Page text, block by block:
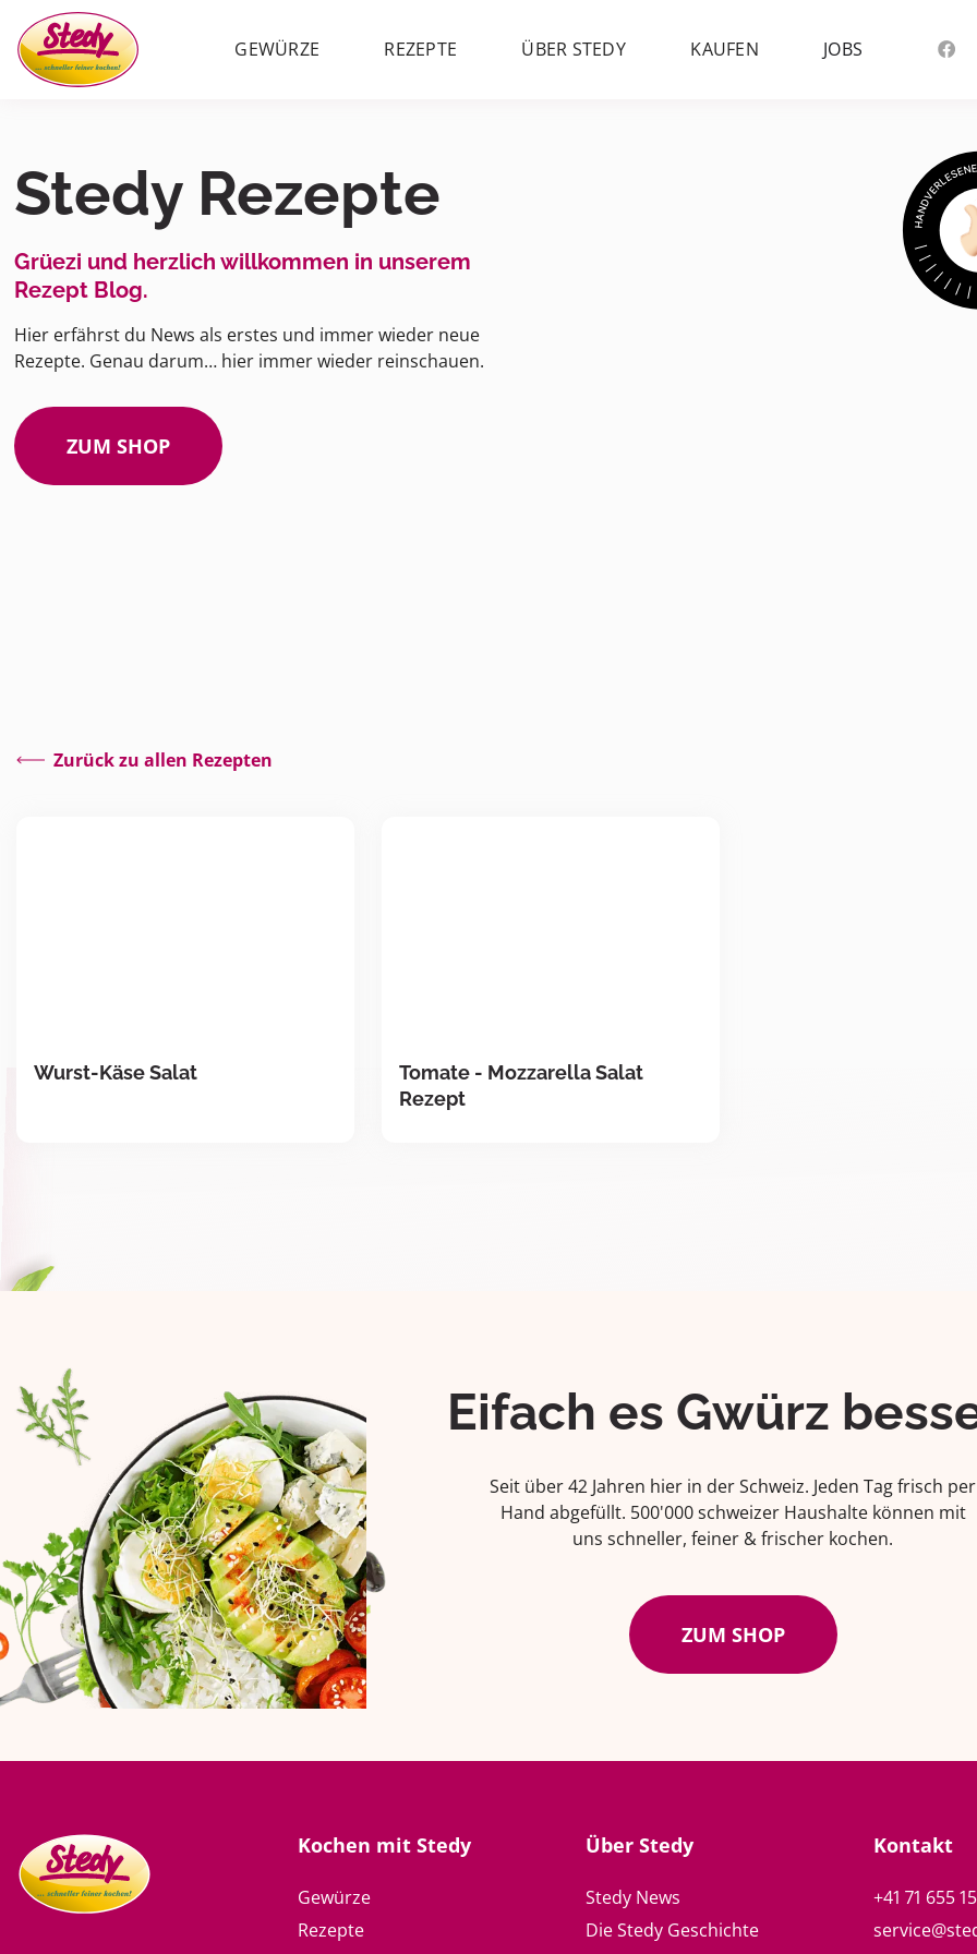
GEWÜRZE REZEPTE ÜBER STEDY KAUFEN JOBS
Stedy Rezepte
Grüezi und herzlich willkommen in unserem
Rezept Blog.
Hier erfährst du News als erstes und immer wieder neue
Rezepte. Genau darum… hier immer wieder reinschauen.
ZUM SHOP
Zurück zu allen Rezepten
Wurst-Käse Salat
Tomate - Mozzarella Salat
Rezept
Eifach es Gwürz
Seit über 42 Jahren hier in der Schweiz. Jeden Tag frisch per
Hand abgefüllt. 500'000 schweizer Haushalte können mit
uns schneller, feiner & frischer kochen.
ZUM SHOP
Kochen mit Stedy
Gewürze
Rezepte
Über Stedy
Stedy News
Die Stedy Geschichte
Kontakt
+41 71 655